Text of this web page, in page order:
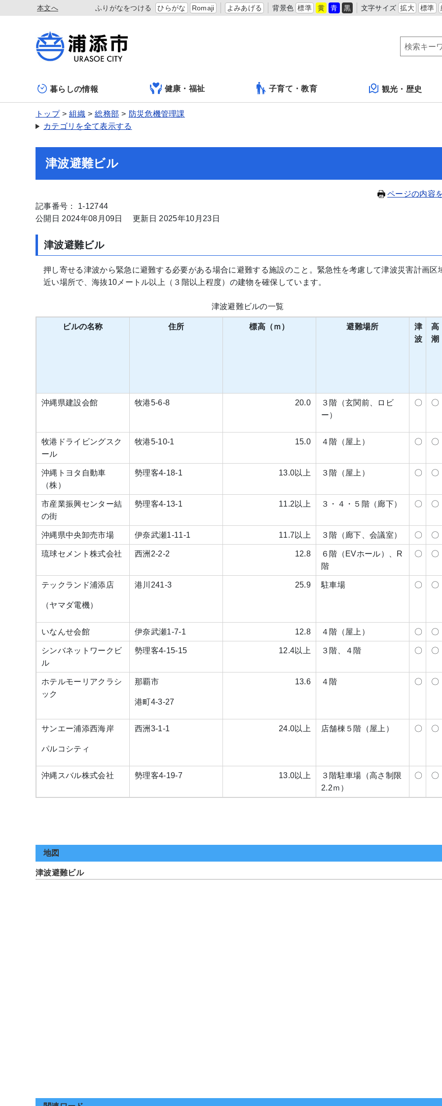
本文へ ふりがなをつける ひらがな Romaji よみあげる 背景色 標準 黄 青 黒 文字サイズ 拡大 標準
暮らしの情報 健康・福祉 子育て・教育 観光・歴史
トップ 組織 総務部
防災危機管理課
カテゴリを全て表示する
津波避難ビル
ページの内容
記事番号： 1-12744
公開日 2024年08月09日
更新日 2025年10月23日
津波避難ビル
押し寄せる津波から緊急に避難する必要がある場合に避難する施設のこと。緊急性を考慮して津波災害計画区
近い場所で、海抜10メートル以上（３階以上程度）の建物を確保しています。
津波避難ビルの一覧
ビルの名称 住所 標高（ｍ） 避難場所
津
波
高
潮
沖縄県建設会館 牧港5-6-8 20.0
３階（玄関前、ロビ
ー）
〇 〇
牧港ドライビングスク
ール
牧港5-10-1 15.0 ４階（屋上） 〇 〇
沖縄トヨタ自動車
（株）
勢理客4-18-1 13.0以上 ３階（屋上） 〇 〇
市産業振興センター結
の街
勢理客4-13-1 11.2以上 ３・４・５階（廊下） 〇 〇
沖縄県中央卸売市場 伊奈武瀬1-11-1 11.7以上 ３階（廊下、会議室） 〇 〇
琉球セメント株式会社 西洲2-2-2 12.8
６階（EVホール）、R
階
〇 〇
テックランド浦添店
（ヤマダ電機）
港川241-3 25.9 駐車場 〇 〇
いなんせ会館 伊奈武瀬1-7-1 12.8 ４階（屋上） 〇 〇
シンバネットワークビ
ル
勢理客4-15-15 12.4以上 ３階、４階 〇 〇
ホテルモーリアクラシ
ック
那覇市
港町4-3-27
13.6 ４階 〇 〇
サンエー浦添西海岸
パルコシティ
西洲3-1-1 24.0以上 店舗棟５階（屋上） 〇 〇
沖縄スバル株式会社 勢理客4-19-7 13.0以上
３階駐車場（高さ制限
2.2ｍ）
〇 〇
地図
津波避難ビル